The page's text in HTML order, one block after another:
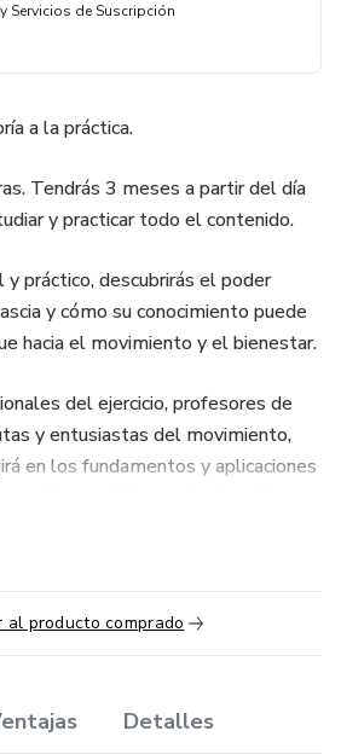
Servicios de Suscripción
a la práctica.
Tendrás 3 meses a partir del día
y practicar todo el contenido.
práctico, descubrirás el poder
y cómo su conocimiento puede
hacia el movimiento y el bienestar.
del ejercicio, profesores de
y entusiastas del movimiento,
en los fundamentos y aplicaciones
Comprende la estructura,
al producto comprado
Detalles